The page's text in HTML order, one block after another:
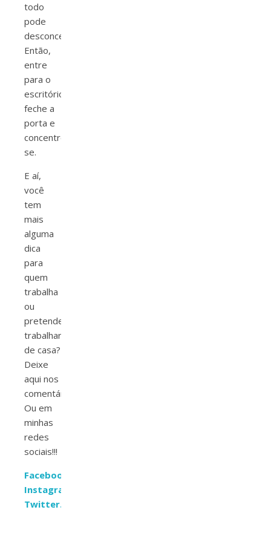
todo
pode
desconcentrar.
Então,
entre
para o
escritório,
feche a
porta e
concentre-
se.
E aí,
você
tem
mais
alguma
dica
para
quem
trabalha
ou
pretende
trabalhar
de casa?
Deixe
aqui nos
comentários.
Ou em
minhas
redes
sociais!!!
Facebook.com/elisamancio
Instagram.com/elis_amancio
Twitter.com/elis_amancio